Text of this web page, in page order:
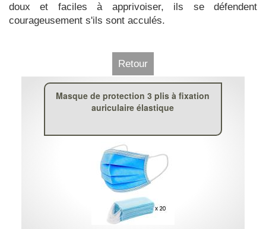
doux et faciles à apprivoiser, ils se défendent
courageusement s'ils sont acculés.
Retour
Masque de protection 3 plis à fixation
auriculaire élastique